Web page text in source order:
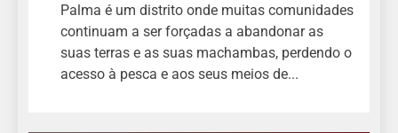
Palma é um distrito onde muitas comunidades
continuam a ser forçadas a abandonar as
suas terras e as suas machambas, perdendo o
acesso à pesca e aos seus meios de...